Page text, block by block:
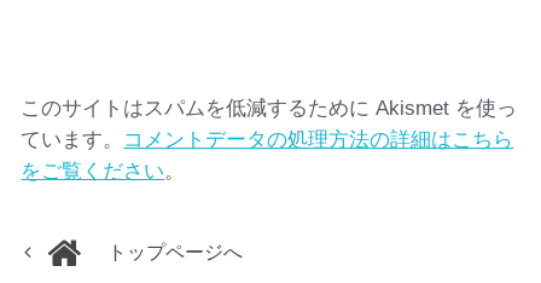
このサイトはスパムを低減するために Akismet を使っ
ています。 コメントデータの処理方法の詳細はこちら
をご覧ください。
トップページへ